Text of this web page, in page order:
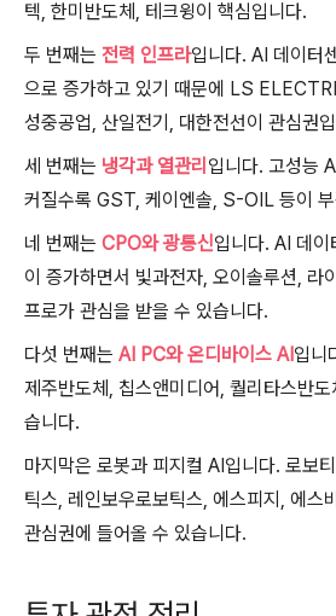
텍, 한미반도체, 테크윙이 핵심입니다.
두 번째는 전력 인프라입니다. AI 데이터
으로 증가하고 있기 때문에 LS
성중공업, 산일전기, 대한전선이 관심권
세 번째는 냉각과 열관리 입니다. 고성능
커질수록 GST, 케이엔솔, S-OIL 등이
네 번째는 CPO와 광통신입니다. AI 데이
이 증가하면서 빛과전자, 오이솔루션, 라
프로가 관심을 받을 수 있습니다.
다섯 번째는 AI PC와 온디바이스 AI입니
제주반도체, 칩스앤미디어, 퀄리타스반
습니다.
마지막은 로봇과 피지컬 AI입니다. 로보
틱스, 레인보우로보틱스, 에스피지, 에스
관심권에 들어올 수 있습니다.